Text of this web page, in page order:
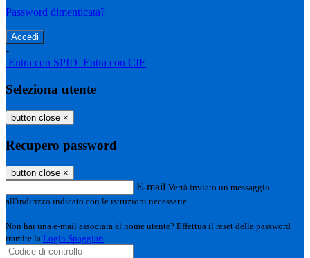
Password dimenticata?
-
Entra con SPID Entra con CIE
Seleziona utente
button close ×
Recupero password
button close ×
E-mail Verrà inviato un messaggio
all'indirizzo indicato con le istruzioni necessarie.
Non hai una e-mail associata al nome utente? Effettua il reset della password
tramite la Login Spaggiari